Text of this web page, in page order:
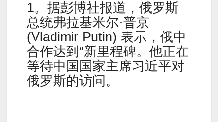
1。据彭博社报道，俄罗斯
总统弗拉基米尔·普京
(Vladimir Putin) 表示，俄中
合作达到“新里程碑。他正在
等待中国国家主席习近平对
俄罗斯的访问。